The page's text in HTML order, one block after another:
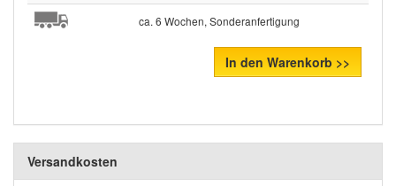
ca. 6 Wochen, Sonderanfertigung
In den Warenkorb >>
Versandkosten